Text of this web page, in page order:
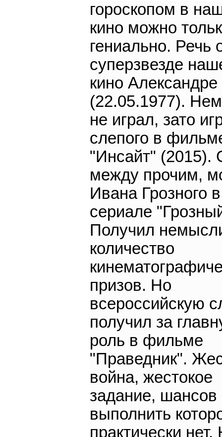
гороскопом в
кино можно
гениально. Речь
суперзвезде
кино
(22.05.1977).
не играл, зато
слепого в
"Инсайт" (2015).
между прочим,
Ивана Грозного в
сериале
Получил
количество
призов. Но
всероссийскую
получил за
роль в фильме
"Праведник".
война, жестокое
задание, шансов
выполнить
практически нет.